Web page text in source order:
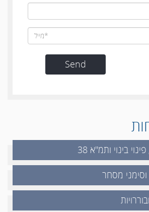
בינוי ותמ"א 38
וסימני מסחר